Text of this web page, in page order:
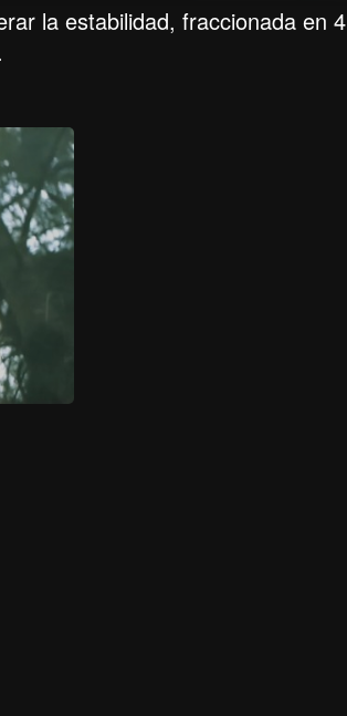
la estabilidad, fraccionada en 4